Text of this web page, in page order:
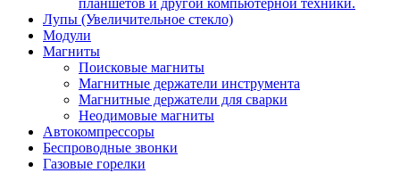
планшетов и другой компьютерной техники.
Лупы (Увеличительное стекло)
Модули
Магниты
Поисковые магниты
Магнитные держатели инструмента
Магнитные держатели для сварки
Неодимовые магниты
Автокомпрессоры
Беспроводные звонки
Газовые горелки